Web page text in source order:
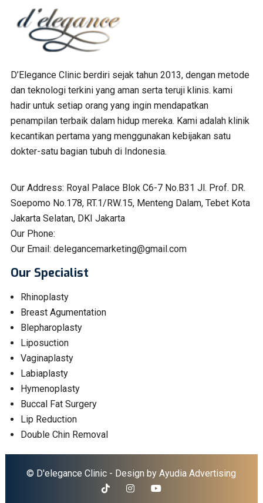
D’Elegance Clinic berdiri sejak tahun 2013, dengan metode
dan teknologi terkini yang aman serta teruji klinis. kami
hadir untuk setiap orang yang ingin mendapatkan
penampilan terbaik dalam hidup mereka. Kami adalah klinik
kecantikan pertama yang menggunakan kebijakan satu
dokter-satu bagian tubuh di Indonesia.
Our Address: Royal Palace Blok C6-7 No.B31 Jl. Prof. DR.
Soepomo No.178, RT.1/RW.15, Menteng Dalam, Tebet Kota
Jakarta Selatan, DKI Jakarta
Our Phone:
Our Email: delegancemarketing@gmail.com
Our Specialist
Rhinoplasty
Breast Agumentation
Blepharoplasty
Liposuction
Vaginaplasty
Labiaplasty
Hymenoplasty
Buccal Fat Surgery
Lip Reduction
Double Chin Removal
© D'elegance Clinic - Design byAyudia Advertising